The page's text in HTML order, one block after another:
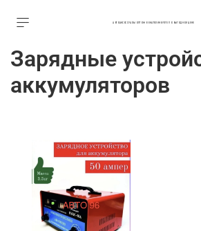
АВТОАКСЕССУАРЫ ОПТОМ В ЕКАТЕРИНБУРГЕ ПО ВЫГОДНОЙ ЦЕНЕ
Зарядные
аккумуляторов